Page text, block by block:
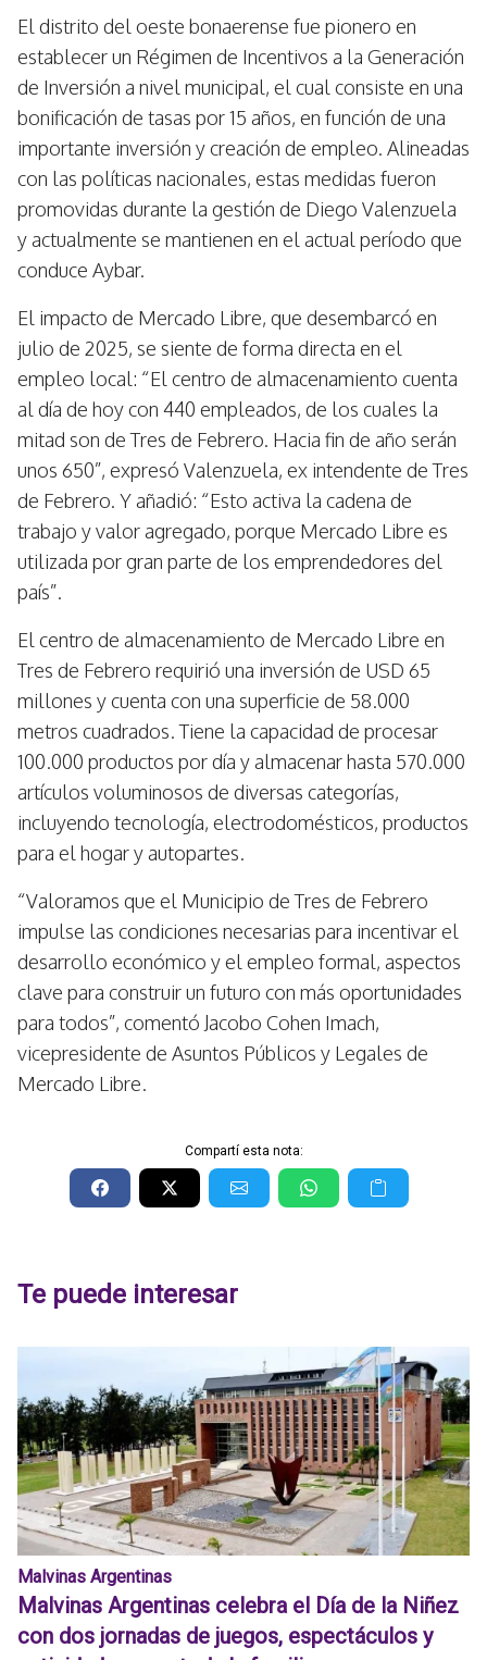
El distrito del oeste bonaerense fue pionero en
establecer un Régimen de Incentivos a la Generación
de Inversión a nivel municipal, el cual consiste en una
bonificación de tasas por 15 años, en función de una
importante inversión y creación de empleo. Alineadas
con las políticas nacionales, estas medidas fueron
promovidas durante la gestión de Diego Valenzuela
y actualmente se mantienen en el actual período que
conduce Aybar.
El impacto de Mercado Libre, que desembarcó en
julio de 2025, se siente de forma directa en el
empleo local: “El centro de almacenamiento cuenta
al día de hoy con 440 empleados, de los cuales la
mitad son de Tres de Febrero. Hacia fin de año serán
unos 650”, expresó Valenzuela, ex intendente de Tres
de Febrero. Y añadió: “Esto activa la cadena de
trabajo y valor agregado, porque Mercado Libre es
utilizada por gran parte de los emprendedores del
país”.
El centro de almacenamiento de Mercado Libre en
Tres de Febrero requirió una inversión de USD 65
millones y cuenta con una superficie de 58.000
metros cuadrados. Tiene la capacidad de procesar
100.000 productos por día y almacenar hasta 570.000
artículos voluminosos de diversas categorías,
incluyendo tecnología, electrodomésticos, productos
para el hogar y autopartes.
“Valoramos que el Municipio de Tres de Febrero
impulse las condiciones necesarias para incentivar el
desarrollo económico y el empleo formal, aspectos
clave para construir un futuro con más oportunidades
para todos”, comentó Jacobo Cohen Imach,
vicepresidente de Asuntos Públicos y Legales de
Mercado Libre.
Compartí esta nota:
Te puede interesar
Malvinas Argentinas
Malvinas Argentinas celebra el Día de la Niñez
con dos jornadas de juegos, espectáculos y